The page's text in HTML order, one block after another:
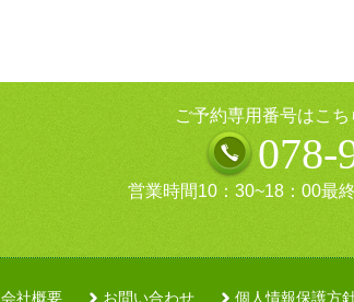
ご予約専用番号はこち
078-
営業時間10：30~18：00最
会社概要 お問い合わせ 個人情報保護方